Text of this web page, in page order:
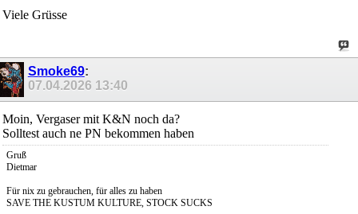
Viele Grüsse
Smoke69:
07.04.2026 13:40
Moin, Vergaser mit K&N noch da?
Solltest auch ne PN bekommen haben
Gruß
Dietmar
Für nix zu gebrauchen, für alles zu haben
SAVE THE KUSTUM KULTURE, STOCK SUCKS